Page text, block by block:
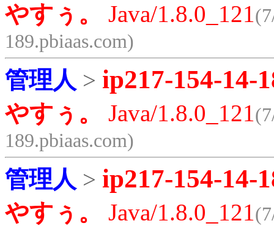
やすぅ。 Java/1.8.0_121
189.pbiaas.com)
管理人 > ip217-154-14-
やすぅ。 Java/1.8.0_121
189.pbiaas.com)
管理人 > ip217-154-14-
やすぅ。 Java/1.8.0_121